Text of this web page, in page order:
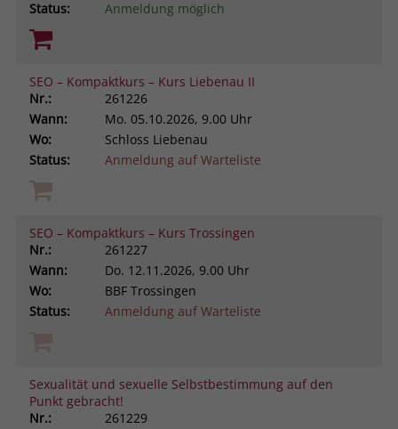
Status:
Anmeldung möglich
SEO – Kompaktkurs – Kurs Liebenau II
Nr.:
261226
Wann:
Mo. 05.10.2026, 9.00 Uhr
Wo:
Schloss Liebenau
Status:
Anmeldung auf Warteliste
SEO – Kompaktkurs – Kurs Trossingen
Nr.:
261227
Wann:
Do. 12.11.2026, 9.00 Uhr
Wo:
BBF Trossingen
Status:
Anmeldung auf Warteliste
Sexualität und sexuelle Selbstbestimmung auf den
Punkt gebracht!
Nr.:
261229